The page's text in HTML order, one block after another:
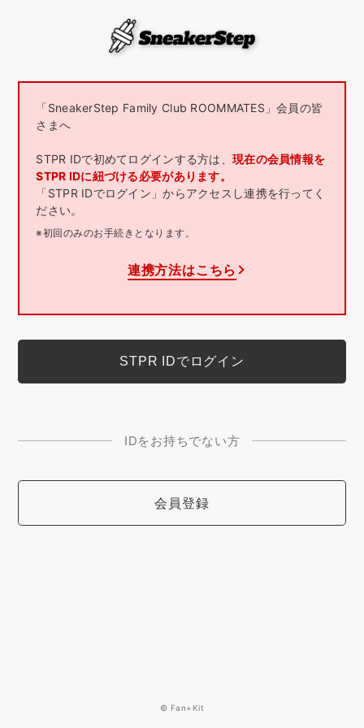
「SneakerStep Family Club ROOMMATES」会員の皆
さまへ
STPR IDで初めてログインする方は、 現在の会員情報を
STPR IDに紐づける必要があります。
「STPR IDでログイン」からアクセスし連携を行ってく
ださい。
※初回のみのお手続きとなります。
連携方法はこちら
IDをお持ちでない方
会員登録
© Fan+Kit